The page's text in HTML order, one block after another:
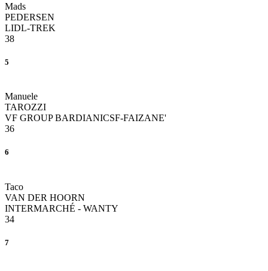
Mads
PEDERSEN
LIDL-TREK
38
5
Manuele
TAROZZI
VF GROUP BARDIANICSF-FAIZANE'
36
6
Taco
VAN DER HOORN
INTERMARCHÉ - WANTY
34
7